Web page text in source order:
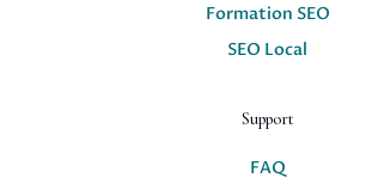
Formation SEO
SEO Local
Support
FAQ